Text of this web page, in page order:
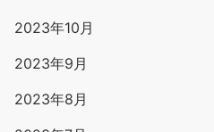
2023年10月
2023年9月
2023年8月